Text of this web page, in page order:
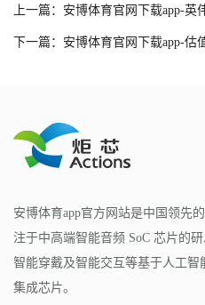
安博体育app官方网站是中国领先
注于中高端智能音频 SoC 芯片的
智能穿戴及智能交互等基于人工
集成芯片。